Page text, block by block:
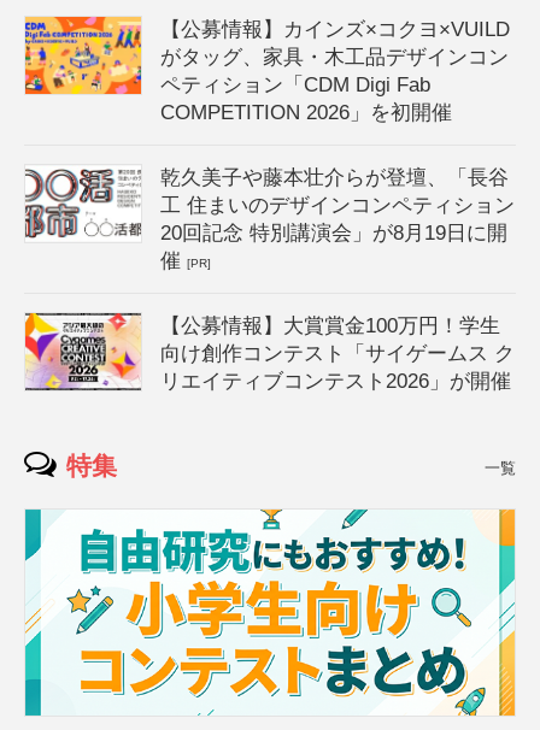
【公募情報】カインズ×コクヨ×VUILD
がタッグ、家具・木工品デザインコン
ペティション「CDM Digi Fab
COMPETITION 2026」を初開催
乾久美子や藤本壮介らが登壇、「長谷
工 住まいのデザインコンペティション
20回記念 特別講演会」が8月19日に開
催[PR]
【公募情報】大賞賞金100万円！学生
向け創作コンテスト「サイゲームス ク
リエイティブコンテスト2026」が開催
特集 一覧